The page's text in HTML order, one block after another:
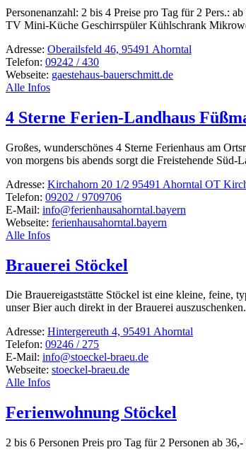
Perso­nen­an­zahl: 2 bis 4 Preise pro Tag für 2 Pers.:
TV Mini-Küche Geschirr­spüler Kühl­schrank
Adresse: Oberailsfeld 46, 95491 Ahorntal
Telefon: 09242 / 430
Webseite: gaestehaus-bauerschmitt.de
Alle Infos
4 Sterne Ferien-Landhaus
Großes, wunder­schönes 4 Sterne Feri­en­haus am
von morgens bis abends sorgt die Frei­ste­hende
Adresse: Kirchahorn 20 1/2 95491 Ahorntal OT
Telefon: 09202 / 9709706
E-Mail: info@ferienhausahorntal.bayern
Webseite: ferienhausahorntal.bayern
Alle Infos
Brauerei Stöckel
Die Braue­rei­gast­stätte Stöckel ist eine kleine, feine,
unser Bier auch direkt in der Brauerei
Adresse: Hintergereuth 4, 95491 Ahorntal
Telefon: 09246 / 275
E-Mail: info@stoeckel-braeu.de
Webseite: stoeckel-braeu.de
Alle Infos
Ferienwohnung Stöckel
2 bis 6 Personen Preis pro Tag für 2 Personen ab